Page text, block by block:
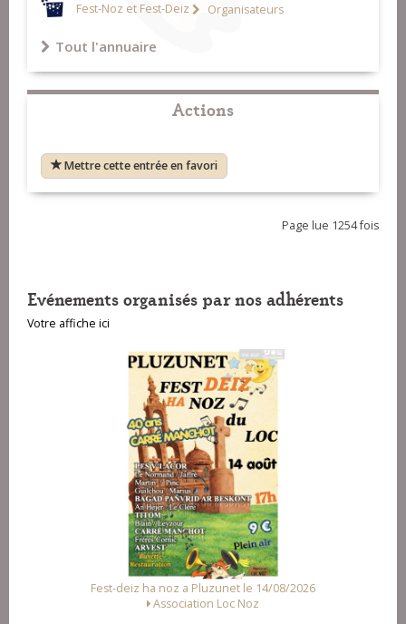
Fest-Noz et Fest-Deiz Organisateurs
Tout l'annuaire
Actions
Mettre cette entrée en favori
Page lue 1254 fois
Evénements organisés par nos adhérents
Votre affiche ici
Fest-deiz ha noz a Pluzunet le 14/08/2026
Association Loc Noz